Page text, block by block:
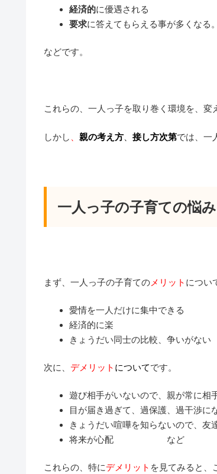
経済的に優遇される
要求に答えてもらえる事が多くなる。
などです。
これらの、一人っ子を取り巻く環境を、変
しかし 親の考え方 接し方次第では、一
一人っ子の子育ての悩
まず、一人っ子の子育ての メリット につい
愛情を一人だけに集中できる
経済的に楽
きょうだい同士の比較、争い
次に、 デメリット についてです。
遊び相手がいないので、親が常に相
目が届き過ぎて、過保護、過干渉に
きょうだい喧嘩を知らないので、友
将来が心配 など
これらの、特にデメリット を見てみると、